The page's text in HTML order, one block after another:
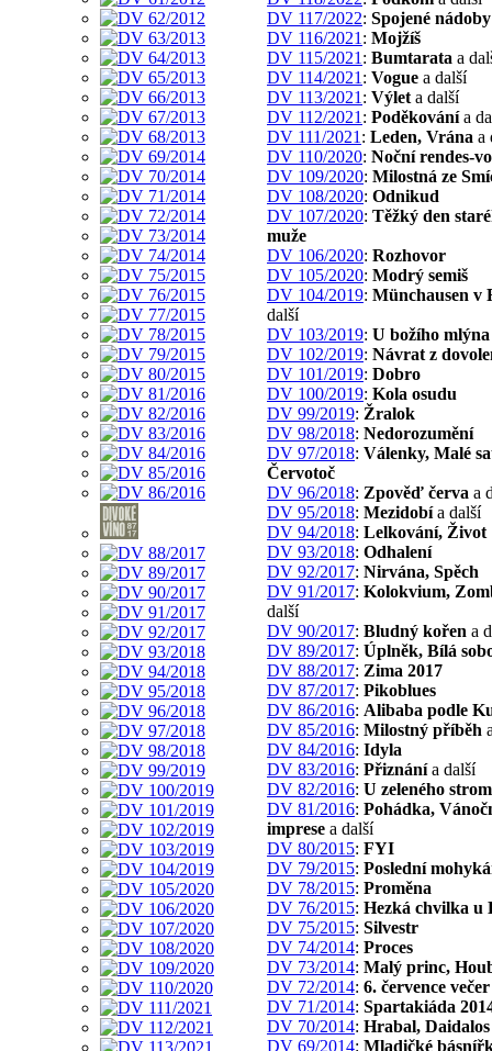
DV 117/2022: Spojené nádoby
DV 116/2021 : Mojžíš
DV 115/2021 : Bumtarata a
DV 114/2021 : Vogue a další
DV 113/2021 : Výlet a další
DV 112/2021 : Poděkovánía
DV 111/2021 : Leden, Vrána a
DV 110/2020: Noční rendes-
DV 109/2020: Milostná ze
DV 108/2020: Odnikud
DV 107/2020: Těžký den
muže
DV 106/2020: Rozhovor
DV 105/2020: Modrý semiš
DV 104/2019: Münchausen v
další
DV 103/2019: U božího mlýna
DV 102/2019: Návrat z
DV 101/2019: Dobro
DV 100/2019: Kola osudu
DV 99/2019: Žralok
DV 98/2018: Nedorozumění
DV 97/2018: Válenky, Malé
Červotoč
DV 96/2018: Zpověď červa a
DV 95/2018: Mezidobía další
DV 94/2018: Lelkování, Život
DV 93/2018: Odhalení
DV 92/2017: Nirvána, Spěch
DV 91/2017: Kolokvium,
další
DV 90/2017: Bludný kořen a
DV 89/2017: Úplněk, Bílá
DV 88/2017: Zima 2017
DV 87/2017: Pikoblues
DV 86/2016: Alibaba podle
DV 85/2016: Milostný příběh
DV 84/2016: Idyla
DV 83/2016: Přiznánía další
DV 82/2016: U zeleného
DV 81/2016: Pohádka,
imprese a další
DV 80/2015: FYI
DV 79/2015: Poslední
DV 78/2015: Proměna
DV 76/2015: Hezká chvilka u
DV 75/2015: Silvestr
DV 74/2014: Proces
DV 73/2014: Malý princ,
DV 72/2014: 6. července večer
DV 71/2014: Spartakiáda
DV 70/2014: Hrabal, Daidalos
DV 69/2014: Mladičké